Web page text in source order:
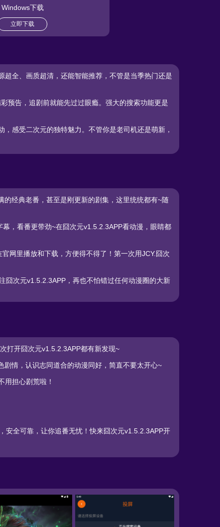
立即下载
Windows下载
全、画质超清，还能智能推荐，不管是当季热门还是
预告，追剧前就能先过过眼瘾。强大的搜索功能更是
感受二次元的独特魅力。不管你是老司机还是萌新，
经典老番，甚至是刚更新的剧集，这里统统都有~随
，看番更带劲~在囧次元v1.5.2.3APP看动漫，眼睛都
网里播放和下载，方便得不得了！第一次用JCY.囧次
囧次元v1.5.2.3APP，再也不怕错过任何动漫圈的大新
打开囧次元v1.5.2.3APP都有新发现~
情，认识志同道合的动漫同好，简直不要太开心~
用担心剧荒啦！
安全可靠，让你追番无忧！快来囧次元v1.5.2.3APP开